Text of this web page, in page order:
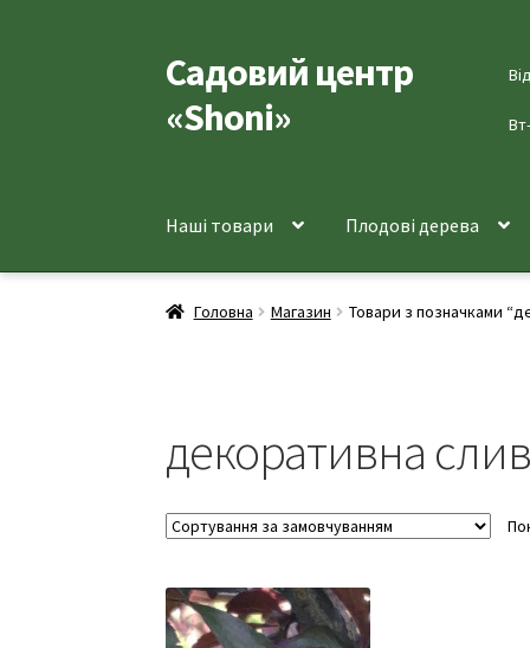
Перейти
до
навігації
Перейти
до
вмісту
Садовий центр
«Shoni»
Наші товари Плодові дерева
Головна Магазин Товари з позначками
декоративна